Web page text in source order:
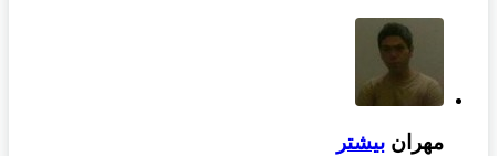
مهران بیشتر